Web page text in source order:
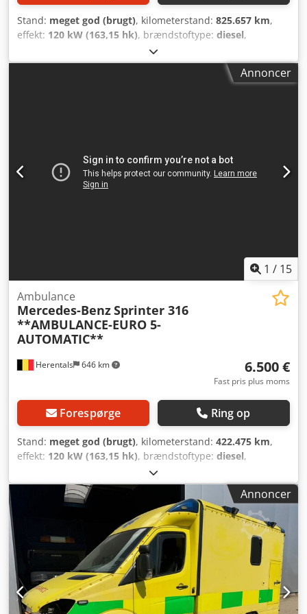
Stand: meget god (brugt), kilometerstand: 825.657 km,
effekt: 120 kW (163,15 hk), brændstoftype: diesel,
, første registrering:
gul, Produktionsår:2015, Udstyr:klimaanlæg, AdBlue-
system: Ja Motorens slagvolumen: 2.143 cm³ Egenvægt:
Annoncer
1 / 15
Herentals 646 km
Ambulance
Mercedes-BenzSprinter 316
**AMBULANCE-EURO 5-
AUTOMATIC**
6.500 €
Fast pris plus moms
Forespørge Ring op
Stand: meget god (brugt), kilometerstand: 422.475 km,
effekt: 120 kW (163,15 hk), brændstoftype: diesel,
, første registrering:
emissionsklasse:Euro 5, farve:gul, Produktionsår:2010,
BELGISK ANNONCE = Yderligere oplysninger =
Motorkapacitet: 2.143 cm³ Csdpfozphhfox Aixsha
Egenvægt: 2.950 kg Nyttelast: 550 kg Totalvægt: 3.500 kg
Teknisk stand: meget god Visuel stand: meget god Kontakt
Thierry Leemans for at få flere oplysninger.
Annoncer